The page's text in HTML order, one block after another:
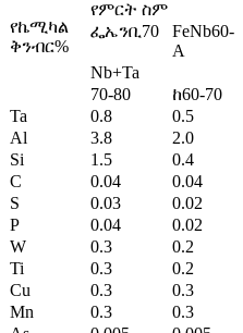
የኬሚካል
ቅንብር%
የምርት ስም
ፌኤንቢ70
FeNb60-
A
Nb+Ta
70-80
ከ60-70
Ta
0.8 0.5
Al
3.8 2.0
Si
1.5 0.4
C
0.04 0.04
S
0.03 0.02
P
0.04 0.02
W
0.3 0.2
Ti
0.3 0.2
Cu
0.3 0.3
Mn
0.3 0.3